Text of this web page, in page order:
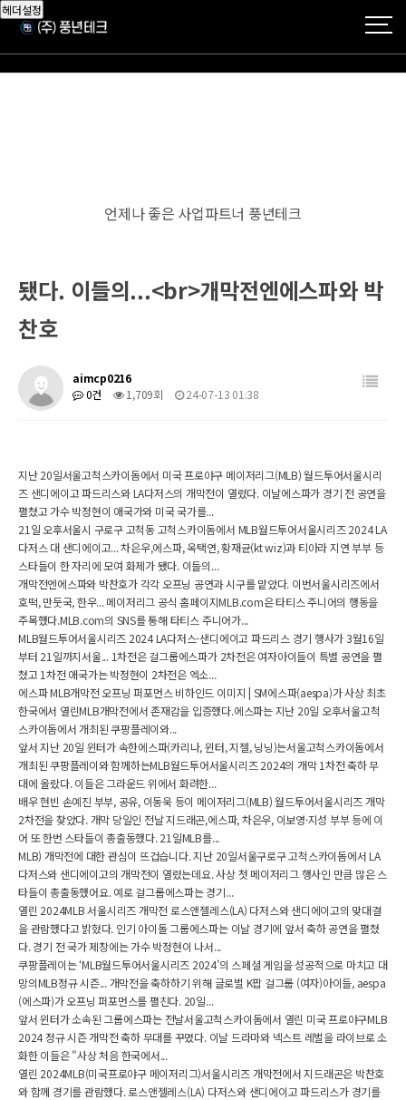
헤더설정
언제나 좋은 사업파트너 풍년테크
됐다. 이들의...<br>개막전엔에스파와 박
찬호
aimcp0216
0건
1,709회 24-07-13 01:38
지난 20일서울고척스카이돔에서 미국 프로야구 메이저리그(MLB) 월드투어서울시리
즈 샌디에이고 파드리스와 LA다저스의 개막전이 열렸다. 이날에스파가 경기 전 공연을
펼쳤고 가수 박정현이 애국가와 미국 국가를...
21일 오후서울시 구로구 고척동 고척스카이돔에서 MLB월드투어서울시리즈 2024 LA
다저스 대 샌디에이고... 차은우,에스파, 옥택연, 황재균(kt wiz)과 티아라 지연 부부 등
스타들이 한 자리에 모여 화제가 됐다. 이들의...
개막전엔에스파와 박찬호가 각각 오프닝 공연과 시구를 맡았다. 이번서울시리즈에서
호떡, 만둣국, 한우... 메이저리그 공식 홈페이지MLB.com은 타티스 주니어의 행동을
주목했다.MLB.com의 SNS를 통해 타티스 주니어가...
MLB월드투어서울시리즈 2024 LA다저스-샌디에이고 파드리스 경기 행사가 3월16일
부터 21일까지서울... 1차전은 걸그룹에스파가 2차전은 여자아이들이 특별 공연을 펼
쳤고 1차전 애국가는 박정현이 2차전은 엑소...
에스파 MLB개막전 오프닝 퍼포먼스 비하인드 이미지 | SM에스파(aespa)가 사상 최초
한국에서 열린MLB개막전에서 존재감을 입증했다.에스파는 지난 20일 오후서울고척
스카이돔에서 개최된 쿠팡플레이와...
앞서 지난 20일 윈터가 속한에스파(카리나, 윈터, 지젤, 닝닝)는서울고척스카이돔에서
개최된 쿠팡플레이와 함께하는MLB월드투어서울시리즈 2024의 개막 1차전 축하 무
대에 올랐다. 이들은 그라운드 위에서 화려한...
배우 현빈 손예진 부부, 공유, 이동욱 등이 메이저리그(MLB) 월드투어서울시리즈 개막
2차전을 찾았다. 개막 당일인 전날 지드래곤,에스파, 차은우, 이보영·지성 부부 등에 이
어 또 한번 스타들이 총출동했다. 21일MLB를...
MLB) 개막전에 대한 관심이 뜨겁습니다. 지난 20일서울구로구 고척스카이돔에서 LA
다저스와 샌디에이고의 개막전이 열렸는데요. 사상 첫 메이저리그 행사인 만큼 많은 스
타들이 총출동했어요. 예로 걸그룹에스파는 경기...
열린 2024MLB 서울시리즈 개막전 로스앤젤레스(LA) 다저스와 샌디에이고의 맞대결
을 관람했다고 밝혔다. 인기 아이돌 그룹에스파는 이날 경기에 앞서 축하 공연을 펼쳤
다. 경기 전 국가 제창에는 가수 박정현이 나서...
쿠팡플레이는 ‘MLB월드투어서울시리즈 2024’의 스페셜 게임을 성공적으로 마치고 대
망의MLB정규 시즌... 개막전을 축하하기 위해 글로벌 K팝 걸그룹 (여자)아이들, aespa
(에스파)가 오프닝 퍼포먼스를 펼친다. 20일...
앞서 윈터가 소속된 그룹에스파는 전날서울고척스카이돔에서 열린 미국 프로야구MLB
2024 정규 시즌 개막전 축하 무대를 꾸몄다. 이날 드라마와 넥스트 레벌을 라이브로 소
화한 이들은 "사상 처음 한국에서...
열린 2024MLB(미국프로야구 메이저리그)서울시리즈 개막전에서 지드래곤은 박찬호
와 함께 경기를 관람했다. 로스앤젤레스(LA) 다저스와 샌디에이고 파드리스가 경기를